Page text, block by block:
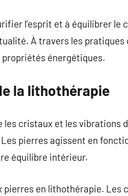
l’esprit et à équilibrer le
À travers les
énergétiques.
la lithothérapie
cristaux et les vibrations
pierres agissent en
équilibre intérieur.
pierres en lithothérapie.